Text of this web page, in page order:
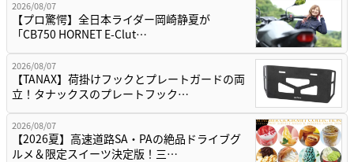
2026/08/07
【プロ驚愕】全日本ライダー岡崎静夏が
「CB750 HORNET E-Clut…
2026/08/07
【TANAX】荷掛けフックとプレートガードの両
立！タナックスのプレートフック…
2026/08/07
【2026夏】高速道路SA・PAの絶品ドライブグ
ルメ＆限定スイーツ決定版！三…